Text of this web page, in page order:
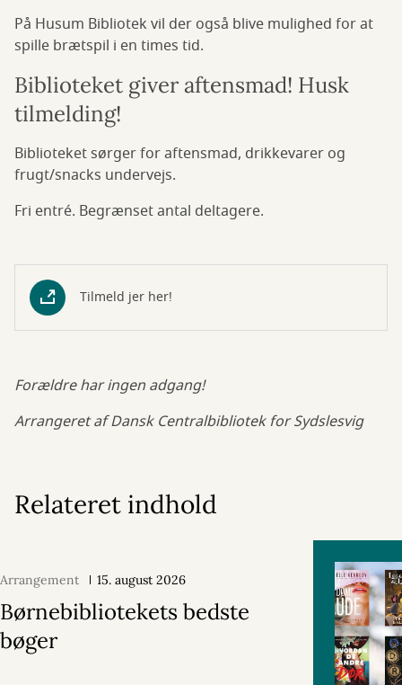
På Husum Bibliotek vil der også blive mulighed for at
spille brætspil i en times tid.
Biblioteket giver aftensmad! Husk
tilmelding!
Biblioteket sørger for aftensmad, drikkevarer og
frugt/snacks undervejs.
Fri entré. Begrænset antal deltagere.
Tilmeld jer her!
Forældre har ingen adgang!
Arrangeret af Dansk Centralbibliotek for Sydslesvig
Relateret indhold
Arrangement 15. august 2026
Børnebibliotekets bedste
bøger